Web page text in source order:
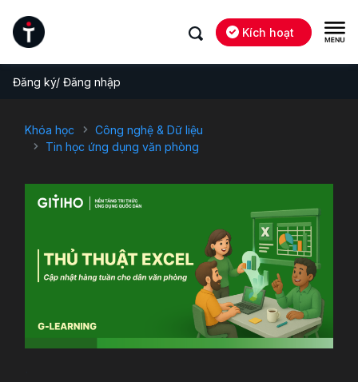
Kích hoạt
Đăng ký/ Đăng nhập
Khóa học
Công nghệ & Dữ liệu
Tin học ứng dụng văn phòng